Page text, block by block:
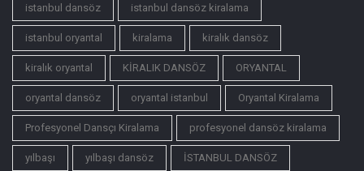
istanbul dansöz istanbul dansöz kiralama
istanbul oryantal kiralama kiralık dansöz
kiralık oryantal KİRALIK DANSÖZ ORYANTAL
oryantal dansöz oryantal istanbul Oryantal Kiralama
Profesyonel Dansçı Kiralama profesyonel dansöz kiralama
yılbaşı yılbaşı dansöz İSTANBUL DANSÖZ